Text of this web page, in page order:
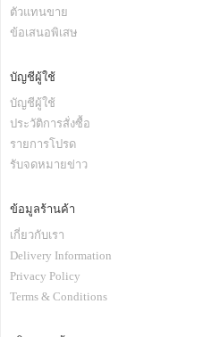
ตัวแทนขาย
ข้อเสนอพิเสษ
บัญชีผู้ใช้
บัญชีผู้ใช้
ประวัติการสั่งซื้อ
รายการโปรด
รับจดหมายข่าว
ข้อมูลร้านค้า
เกี่ยวกับเรา
Delivery Information
Privacy Policy
Terms & Conditions